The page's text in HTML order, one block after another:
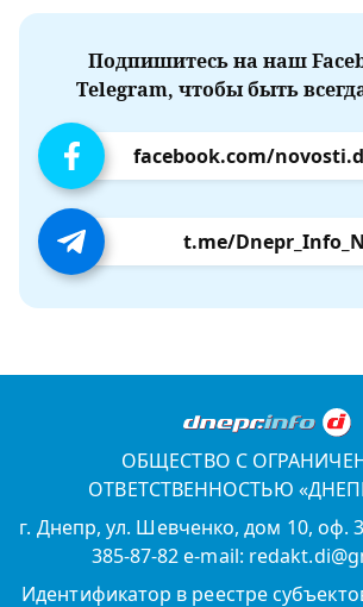
Подпишитесь на наш
Telegram, чтобы быть
t.me/
ОБЩЕСТВО С
ОТВЕТСТВЕННОСТЬЮ
г. Днепр, ул. Шевченко, дом 10, оф.
385-87-82 e-mail:
Идентификатор в реестре